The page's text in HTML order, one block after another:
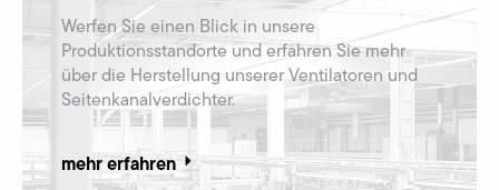
Werfen Sie einen Blick in unsere
Produktionsstandorte und erfahren Sie mehr
über die Herstellung unserer Ventilatoren und
Seitenkanalverdichter.
mehr erfahren